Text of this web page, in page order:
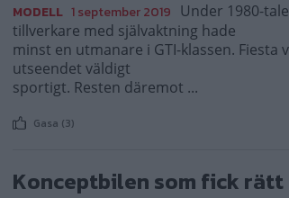
MODELL 1 september 2019 Under 1980-
tillverkare med självaktning hade
minst en utmanare i GTI-klassen. Fiesta
utseendet väldigt
sportigt. Resten däremot ...
Gasa (3)
Konceptbilen som fick rätt